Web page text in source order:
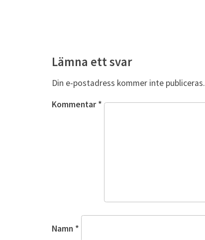
Lämna ett svar
Din e-postadress kommer inte publiceras.
Kommentar*
Namn *